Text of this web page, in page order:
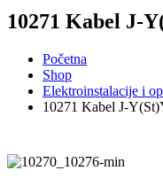
10271 Kabel J-
Početna
Shop
Elektroinstalacije i
10271 Kabel J-